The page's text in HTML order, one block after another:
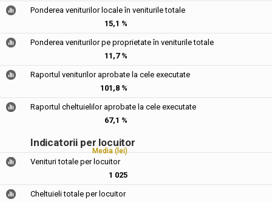
Ponderea veniturilor locale în veniturile totale
15,1 %
Ponderea veniturilor pe proprietate în veniturile totale
11,7 %
Raportul veniturilor aprobate la cele executate
101,8 %
Raportul cheltuielilor aprobate la cele executate
67,1 %
Indicatorii per locuitor
Media (lei)
Venituri totale per locuitor
1 025
Cheltuieli totale per locuitor